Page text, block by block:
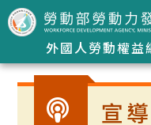
跳到主要內容區塊
外國人勞動權益
宣